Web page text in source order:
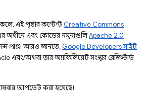
এই পৃষ্ঠার কন্টেন্ট Creative Commons
অধীনে এবং কোডের নমুনাগুলিApache 2.0
প্রাপ্ত। আরও জানতে, Google Developers সাইট
এবং/অথবা তার অ্যাফিলিয়েট সংস্থার রেজিস্টার্ড
আপডেট করা হয়েছে।